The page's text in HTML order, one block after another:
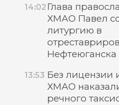
14:02 Глава
ХМАО Павел
литургию в
Нефтеюганска
13:53 Без лицензии
ХМАО
речного